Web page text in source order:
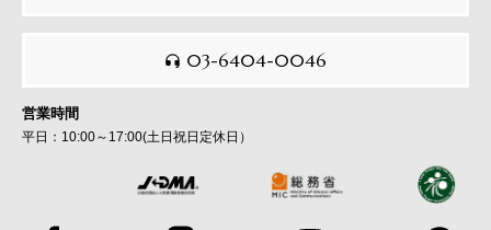
03-6404-0046
営業時間
平日：10:00～17:00(土日祝日定休日）